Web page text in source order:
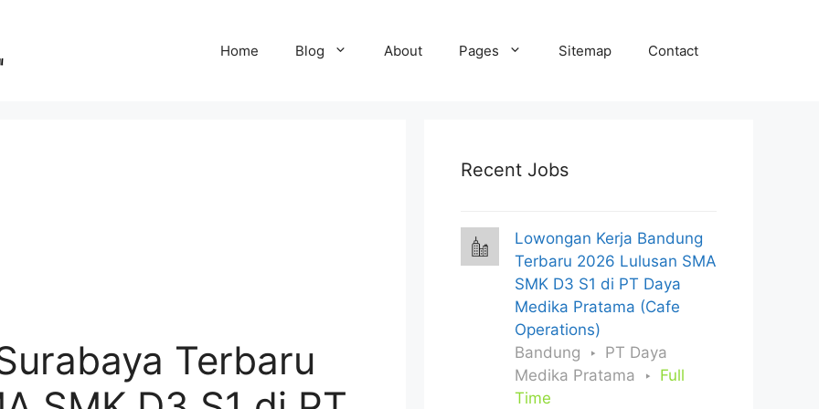
Home Blog About Pages Sitemap Contact
Terbaru
Recent Jobs
Lowongan Kerja Bandung
Terbaru 2026 Lulusan SMA
SMK D3 S1 di PT Daya
Medika Pratama (Cafe
Operations)
Bandung
PT Daya
Medika Pratama
Full
Time